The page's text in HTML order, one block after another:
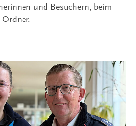
und Besuchern, beim